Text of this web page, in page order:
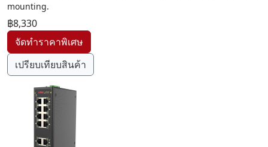
mounting.
฿8,330
เปรียบเทียบสินค้า